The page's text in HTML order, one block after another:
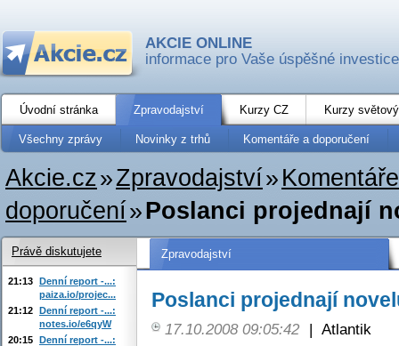
AKCIE ONLINE
informace pro Vaše úspěšné investice
Úvodní stránka Zpravodajství Kurzy CZ Kurzy
Všechny zprávy Novinky z trhů Komentáře a doporučení
Akcie.cz»Zpravodajství»
doporučení»Poslanci projednají
Zpravodajství
Poslanci projednají
17.10.2008 09:05:42 | Atlantik
Právě diskutujete
21:13 Denní report -...:
paiza.io/projec...
21:12 Denní report -...:
notes.io/e6qyW
20:15 Denní report -...: